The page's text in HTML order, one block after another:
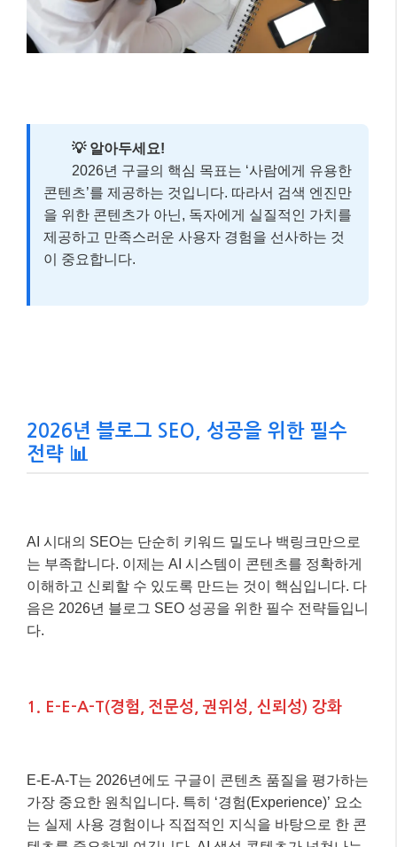
💡 알아두세요!
2026년 구글의 핵심 목표는 ‘사람에게 유용한
콘텐츠’를 제공하는 것입니다. 따라서 검색 엔진만
을 위한 콘텐츠가 아닌, 독자에게 실질적인 가치를
제공하고 만족스러운 사용자 경험을 선사하는 것
이 중요합니다.
2026년 블로그 SEO, 성공을 위한 필수
전략 📊
AI 시대의 SEO는 단순히 키워드 밀도나 백링크만으로
는 부족합니다. 이제는 AI 시스템이 콘텐츠를 정확하게
이해하고 신뢰할 수 있도록 만드는 것이 핵심입니다. 다
음은 2026년 블로그 SEO 성공을 위한 필수 전략들입니
다.
1. E-E-A-T(경험, 전문성, 권위성, 신뢰성) 강화
E-E-A-T는 2026년에도 구글이 콘텐츠 품질을 평가하는
가장 중요한 원칙입니다. 특히 ‘경험(Experience)’ 요소
는 실제 사용 경험이나 직접적인 지식을 바탕으로 한 콘